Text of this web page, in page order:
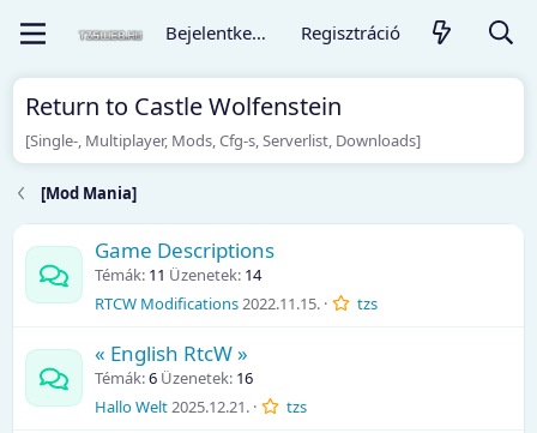
Bejelentkezés Regisztráció
Return to Castle Wolfenstein
[Single-, Multiplayer, Mods, Cfg-s, Serverlist, Downloads]
[Mod Mania]
Game Descriptions
Témák 11 Üzenetek 14
RTCW Modifications 2022.11.15. tzs
« English RtcW »
Témák 6 Üzenetek 16
Hallo Welt 2025.12.21. tzs